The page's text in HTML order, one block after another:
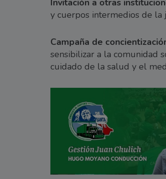
Invitación a otras
y cuerpos intermedios de la
Campaña de
sensibilizar a la comunidad
cuidado de la salud y el